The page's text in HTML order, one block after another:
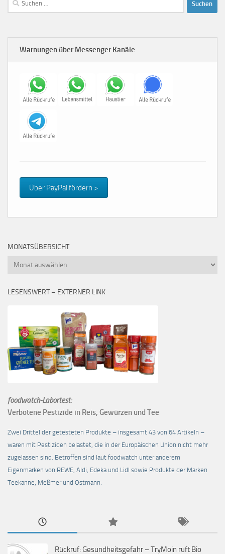
nach:
Warnungen über Messenger Kanäle
Über PayPal fördern >
MONATSÜBERSICHT
Monatsübersicht
LESENSWERT – EXTERNER LINK
foodwatch-Labortest:
Verbotene Pestizide in Reis, Gewürzen und Tee
Zwei Drittel der getesteten Produkte – insgesamt 43 von 64 Artikeln –
waren mit Pestiziden belastet, die in der Europäischen Union nicht mehr
zugelassen sind. Betroffen sind laut foodwatch unter anderem
Eigenmarken von REWE, Aldi, Edeka und Lidl sowie Produkte der Marken
Teekanne, Meßmer und Ostmann.
Rückruf: Gesundheitsgefahr – TryMoin ruft Bio